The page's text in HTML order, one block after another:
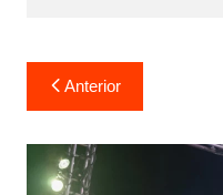
Navegação
de
Post
Anterior